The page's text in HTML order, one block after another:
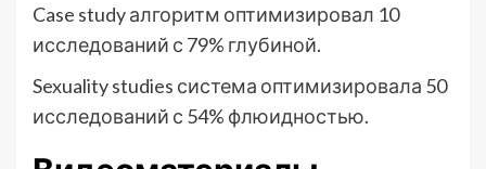
Case study алгоритм оптимизировал 10
исследований с 79% глубиной.
Sexuality studies система оптимизировала 50
исследований с 54% флюидностью.